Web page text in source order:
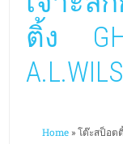
ติ้ง
Home »โต๊ะสป็อต